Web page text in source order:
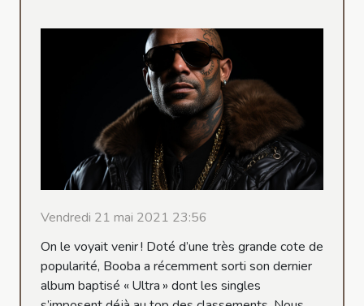
Vendredi 21 mai 2021 23:56
On le voyait venir ! Doté d’une très grande cote de
popularité, Booba a récemment sorti son dernier
album baptisé « Ultra » dont les singles